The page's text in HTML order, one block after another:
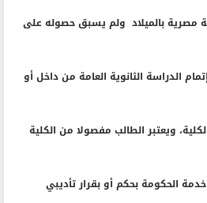
بالميلاد ولم يسبق حصوله على
الدراسة الثانوية العامة من داخل أو
ويعتبر الطالب مفصولا من الكلية
الحكومة بحكم أو بقرار تأديبي